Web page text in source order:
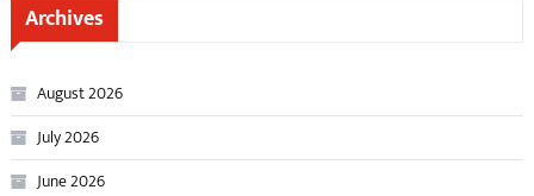
Archives
August 2026
July 2026
June 2026